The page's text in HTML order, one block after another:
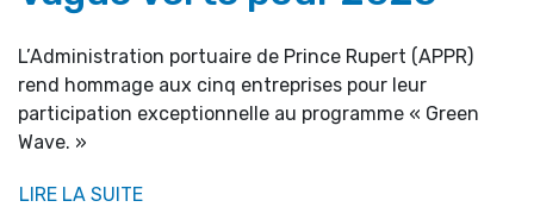
L’Administration portuaire de Prince Rupert (APPR)
rend hommage aux cinq entreprises pour leur
participation exceptionnelle au programme « Green
Wave. »
LIRE LA SUITE